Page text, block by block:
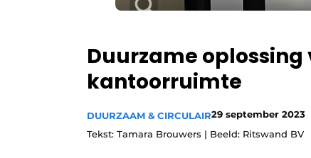
Vacature aanmelden
Video’s
Duurzame
kantoorruimte
DUURZAAM & CIRCULAIR29 september 2023
Tekst: Tamara Brouwers | Beeld: Ritswand BV